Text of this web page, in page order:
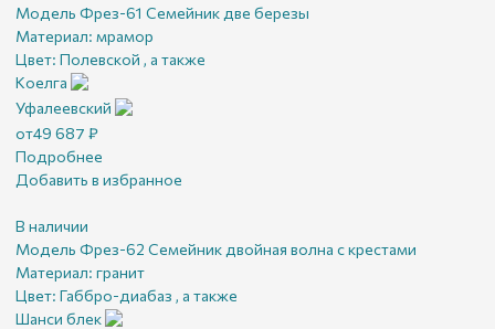
Модель Фрез-61 Семейник две березы
Материал: мрамор
Цвет: Полевской , а также
Коелга
Уфалеевский
от49 687 ₽
Подробнее
Добавить в избранное
В наличии
Модель Фрез-62 Семейник двойная волна с крестами
Материал: гранит
Цвет: Габбро-диабаз , а также
Шанси блек